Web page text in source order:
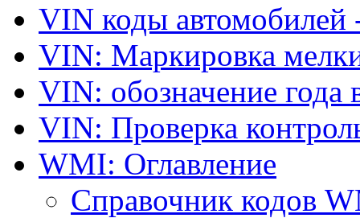
VIN коды автомобилей
VIN: Маркировка
VIN: обозначение года
VIN: Проверка
WMI: Оглавление
Справочник кодов